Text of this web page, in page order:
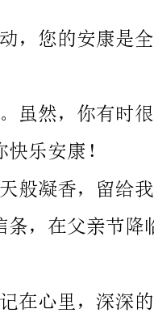
5、烈日下，您在田间挥汗如雨；风雨中，您仍在田间辛勤耕耘，我
4、您的辛苦我看在眼里，您的操劳我记在心里，深深的父爱让我感